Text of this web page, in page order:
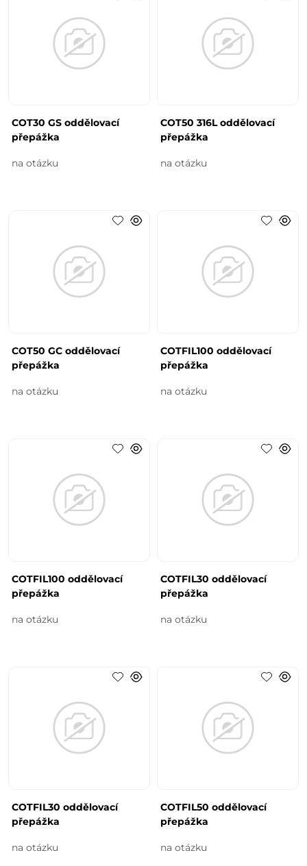
COT30 GS oddělovací
přepážka
na otázku
COT50 316L oddělovací
přepážka
na otázku
COT50 GC oddělovací
přepážka
na otázku
COTFIL100 oddělovací
přepážka
na otázku
COTFIL100 oddělovací
přepážka
na otázku
COTFIL30 oddělovací
přepážka
na otázku
COTFIL30 oddělovací
přepážka
na otázku
COTFIL50 oddělovací
přepážka
na otázku